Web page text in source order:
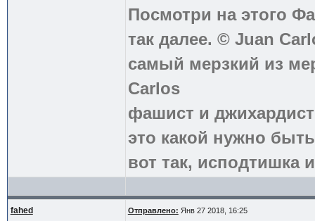
Посмотри на этого
так далее. © Juan
самый мерзкий из
Carlos
фашист и
это какой нужно
вот так, исподтишка
fahed Отправлено: Янв 27 2018, 16:25